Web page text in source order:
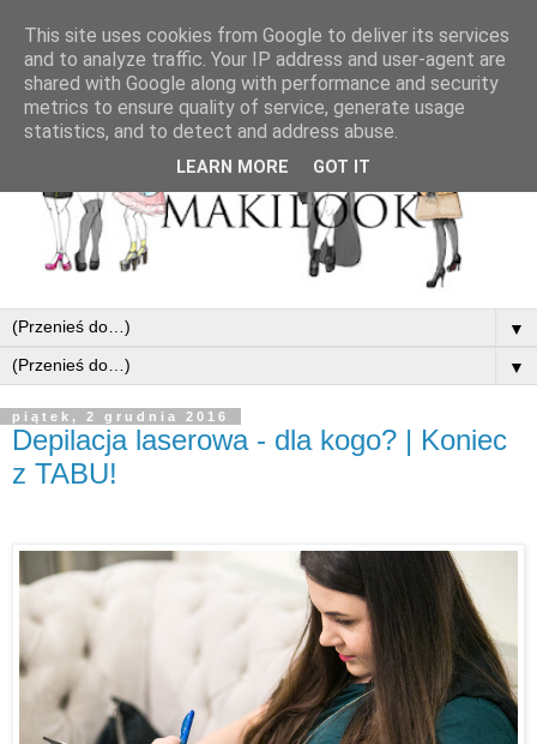
▼
▼
piątek, 2 grudnia 2016
Depilacja laserowa - dla kogo? | Koniec
z TABU!
This site uses cookies from Google to deliver its services
and to analyze traffic. Your IP address and user-agent are
shared with Google along with performance and security
metrics to ensure quality of service, generate usage
statistics, and to detect and address abuse.
LEARN MORE GOT IT